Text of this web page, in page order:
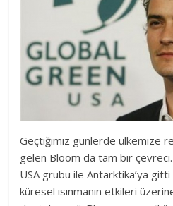
Geçtiğimiz günlerde ülkemize
gelen Bloom da tam bir
USA grubu ile Antarktika’ya
küresel ısınmanın etkileri